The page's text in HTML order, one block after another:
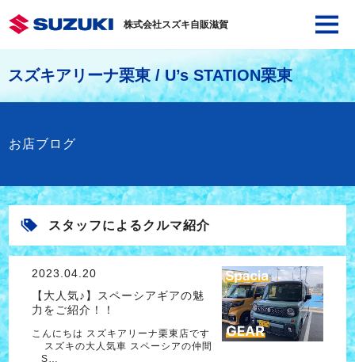
株式会社スズキ自販滋賀
スズキアリーナ栗東 / U’s STATION栗東
お店ブログ
スタッフによるクルマ紹介
2023.04.20
【大人気♪】スペーシアギアの魅
力をご紹介！！
こんにちは スズキアリーナ栗東店です
スズキの大人気車 スペーシアの仲間
S…